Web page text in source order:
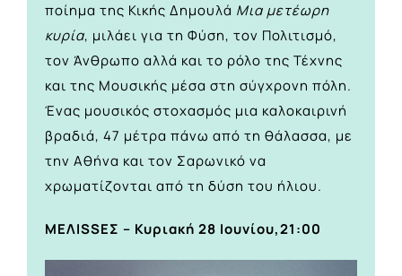
ποίημα της Κικής Δημουλά Μια μετέωρη
κυρία, μιλάει για τη Φύση, τον Πολιτισμό,
τον Άνθρωπο αλλά και το ρόλο της Τέχνης
και της Μουσικής μέσα στη σύγχρονη πόλη.
Ένας μουσικός στοχασμός μια καλοκαιρινή
βραδιά, 47 μέτρα πάνω από τη θάλασσα, με
την Αθήνα και τον Σαρωνικό να
χρωματίζονται από τη δύση του ήλιου.
ΜΕΛΙSSEΣ – Κυριακή 28 Ιουνίου,21:00